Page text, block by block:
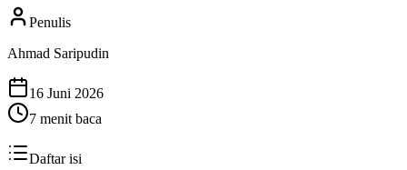
Penulis
Ahmad Saripudin
16 Juni 2026
7 menit baca
Daftar isi